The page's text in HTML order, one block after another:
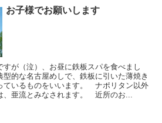
お子様でお願いします
が（泣）、お昼に鉄板スパを食べまし
な名古屋めしで、鉄板に引いた薄焼き
ているものをいいます。 ナポリタン以外
、亜流とみなされます。 近所のお...